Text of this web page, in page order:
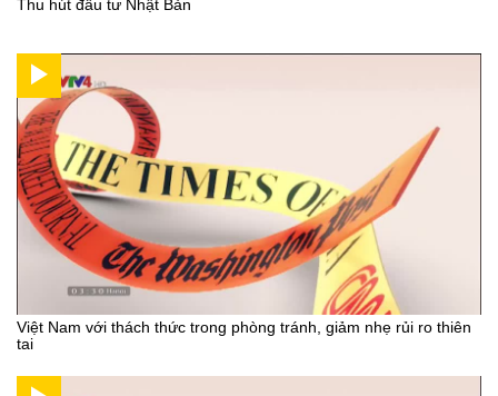
Thu hút đầu tư Nhật Bản
Việt Nam với thách thức trong phòng tránh, giảm nhẹ rủi ro thiên
tai